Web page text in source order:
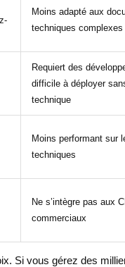
Moins adapté aux
techniques complexes
Requiert des
difficile à déployer
technique
Moins performant sur
techniques
Ne s’intègre pas aux
commerciaux
Si vous gérez des